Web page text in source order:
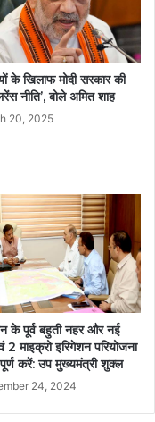
के खिलाफ मोदी सरकार की
नीति’, बोले अमित शाह
20, 2025
के पूर्व बहुती नहर और नई
2 माइक्रो इरिगेशन परियोजना
पूर्ण करें: उप मुख्यमंत्री शुक्ल
24, 2024